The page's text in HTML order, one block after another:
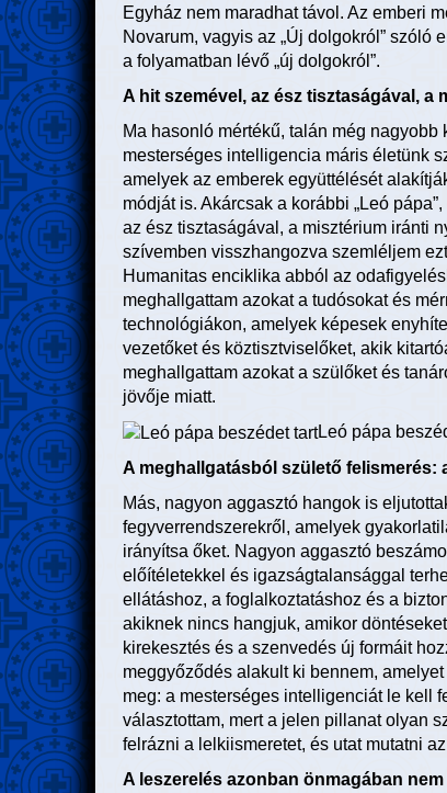
Egyház nem maradhat távol. Az emberi
Novarum, vagyis az „Új dolgokról”
a folyamatban lévő „új dolgokról”.
A hit szemével, az ész tisztaságával,
Ma hasonló mértékű, talán még
mesterséges intelligencia máris életünk
amelyek az emberek együttélését
módját is. Akárcsak a korábbi „Leó
az ész tisztaságával, a misztérium iránti
szívemben visszhangozva szemléljem
Humanitas enciklika abból az
meghallgattam azokat a tudósokat és
technológiákon, amelyek képesek
vezetőket és köztisztviselőket, akik
meghallgattam azokat a szülőket és
jövője miatt.
Leó pápa
A meghallgatásból születő felismerés:
Más, nagyon aggasztó hangok is
fegyverrendszerekről, amelyek
irányítsa őket. Nagyon aggasztó
előítéletekkel és igazságtalansággal
ellátáshoz, a foglalkoztatáshoz és a
akiknek nincs hangjuk, amikor
kirekesztés és a szenvedés új formáit
meggyőződés alakult ki bennem,
meg: a mesterséges intelligenciát le kell
választottam, mert a jelen pillanat olyan
felrázni a lelkiismeretet, és utat mutatni
A leszerelés azonban önmagában